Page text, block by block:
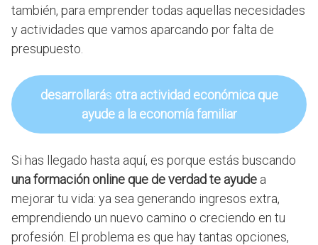
también, para emprender todas aquellas necesidades
y actividades que vamos aparcando por falta de
presupuesto.
desarrollarás otra actividad económica que
ayude a la economía familiar
Si has llegado hasta aquí, es porque estás buscando
una formación online que de verdad te ayude a
mejorar tu vida: ya sea generando ingresos extra,
emprendiendo un nuevo camino o creciendo en tu
profesión. El problema es que hay tantas opciones,